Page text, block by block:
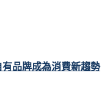
品牌成為消費新趨勢